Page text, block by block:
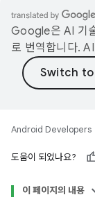
Google은 AI 기
로 번역합니다.
Android Developers
도움이 되었나요?
이 페이지의 내용